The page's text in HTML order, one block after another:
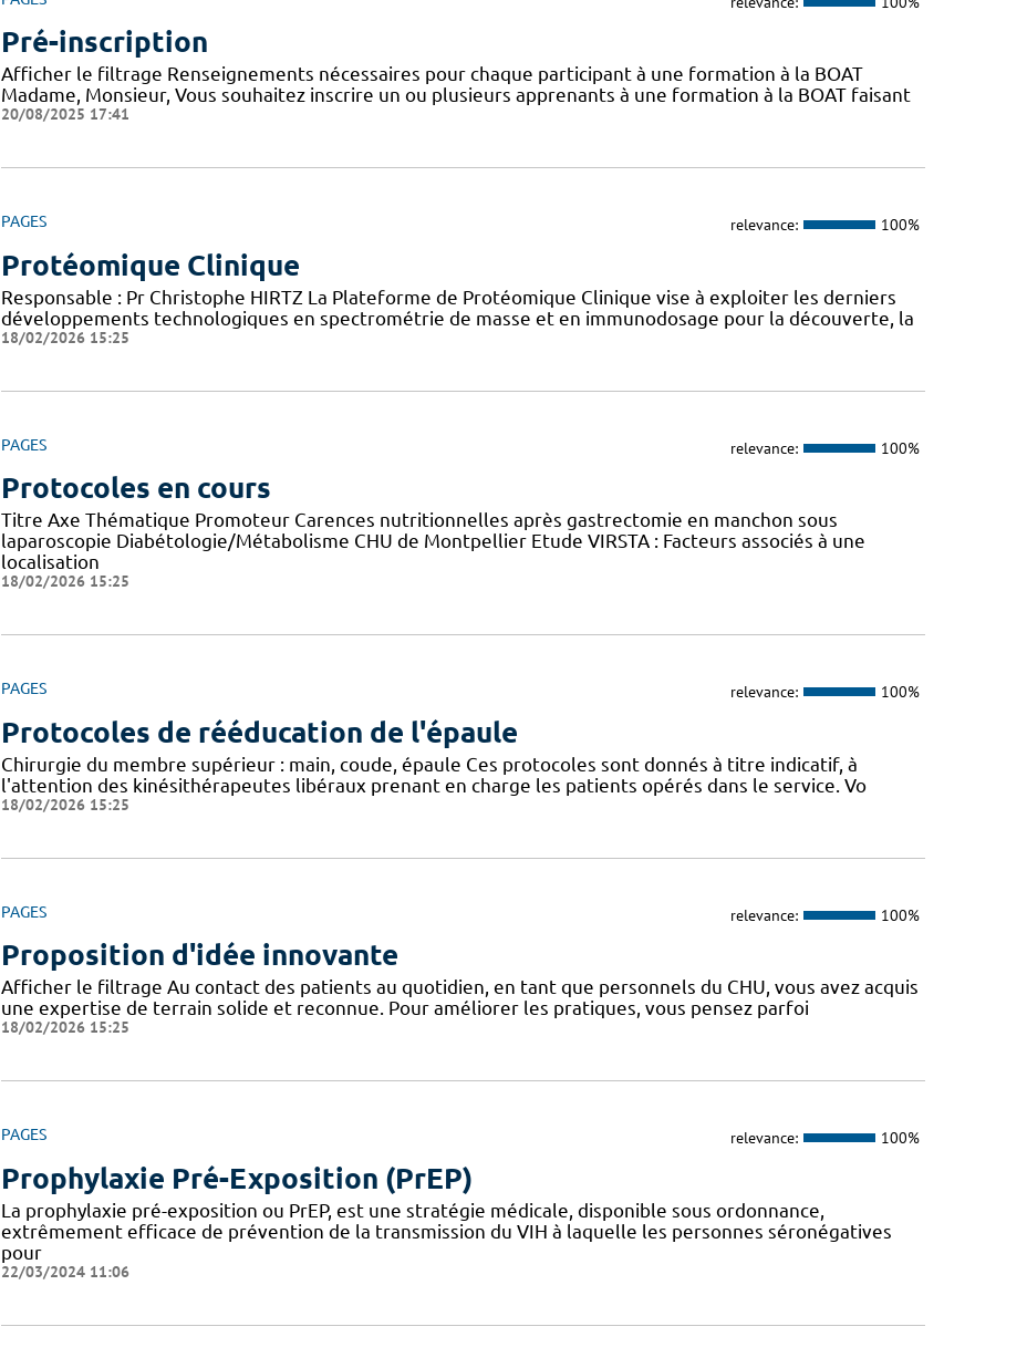
Pré-inscription
Afficher le filtrage Renseignements nécessaires pour chaque participant à une formation à la BOAT
Madame, Monsieur, Vous souhaitez inscrire un ou plusieurs apprenants à une formation à la BOAT faisant
20/08/2025 17:41
PAGES relevance: 100%
Protéomique Clinique
Responsable : Pr Christophe HIRTZ La Plateforme de Protéomique Clinique vise à exploiter les derniers
développements technologiques en spectrométrie de masse et en immunodosage pour la découverte, la
18/02/2026 15:25
PAGES relevance: 100%
Protocoles en cours
Titre Axe Thématique Promoteur Carences nutritionnelles après gastrectomie en manchon sous
laparoscopie Diabétologie/Métabolisme CHU de Montpellier Etude VIRSTA : Facteurs associés à une
localisation
18/02/2026 15:25
PAGES relevance: 100%
Protocoles de rééducation de l'épaule
Chirurgie du membre supérieur : main, coude, épaule Ces protocoles sont donnés à titre indicatif, à
l'attention des kinésithérapeutes libéraux prenant en charge les patients opérés dans le service. Vo
18/02/2026 15:25
PAGES relevance: 100%
Proposition d'idée innovante
Afficher le filtrage Au contact des patients au quotidien, en tant que personnels du CHU, vous avez acquis
une expertise de terrain solide et reconnue. Pour améliorer les pratiques, vous pensez parfoi
18/02/2026 15:25
PAGES relevance: 100%
Prophylaxie Pré-Exposition (PrEP)
La prophylaxie pré-exposition ou PrEP, est une stratégie médicale, disponible sous ordonnance,
extrêmement efficace de prévention de la transmission du VIH à laquelle les personnes séronégatives
pour
22/03/2024 11:06